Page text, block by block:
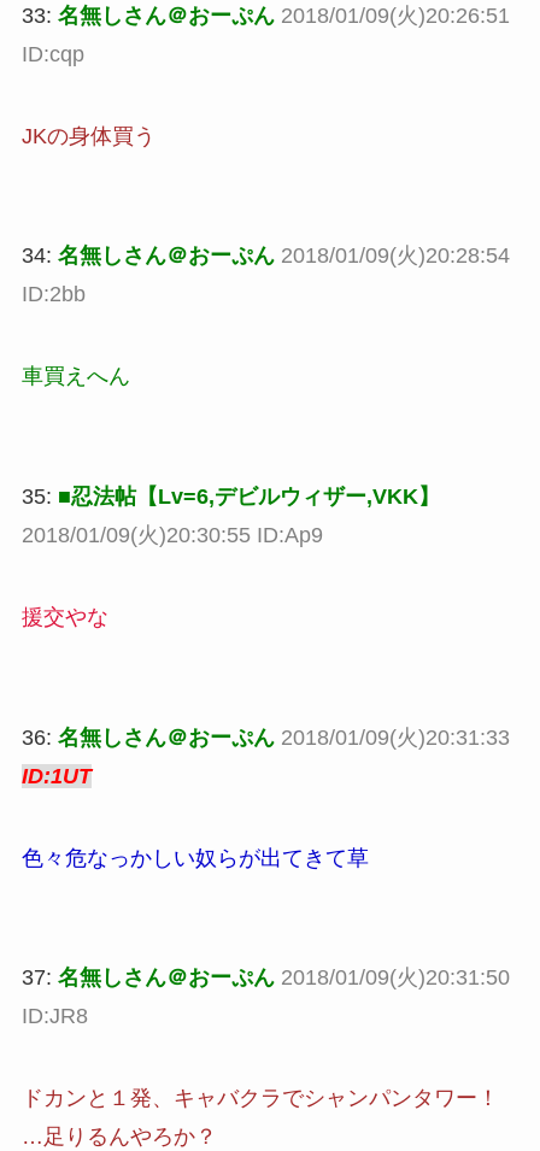
33: 名無しさん＠おーぷん 2018/01/09(火)20:26:51
ID:cqp
JKの身体買う
34: 名無しさん＠おーぷん 2018/01/09(火)20:28:54
ID:2bb
車買えへん
35: ■忍法帖【Lv=6,デビルウィザー,VKK】
2018/01/09(火)20:30:55 ID:Ap9
援交やな
36: 名無しさん＠おーぷん 2018/01/09(火)20:31:33
ID:1UT
色々危なっかしい奴らが出てきて草
37: 名無しさん＠おーぷん 2018/01/09(火)20:31:50
ID:JR8
ドカンと１発、キャバクラでシャンパンタワー！
…足りるんやろか？